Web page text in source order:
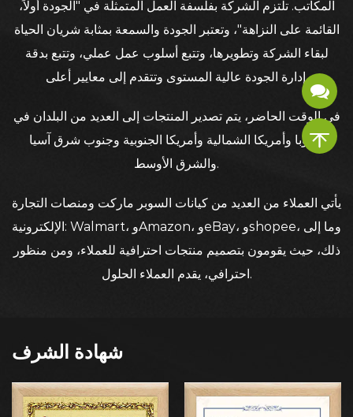
المكاتب. تلتزم الشركة بفلسفة العمل المتمثلة في "الجودة أولاً،
القائمة على النزاهة"، وتعتبر الجودة والسمعة بمثابة شريان الحياة
لبقاء الشركة وتطويرها، وتتبع أسلوب عمل عملي، وتتبع بدقة
إدارة الجودة عالية المستوى وتتقدم إلى معايير أعلى.
في الوقت الحاضر، يتم تصدير المنتجات إلى العديد من البلدان في
أوروبا وأمريكا الشمالية وأمريكا الجنوبية وجنوب شرق آسيا
والشرق الأوسط.
يأتي العملاء من العديد من كيانات السوبر ماركت ومنصات التجارة
الإلكترونية: Walmart، وAmazon، وeBay، وshopee، وما إلى
ذلك، حيث يقومون بتصميم منتجات احترافية للعملاء، ومن منظور
احترافي، يقدم العملاء الحلول.
شهادة الشرف